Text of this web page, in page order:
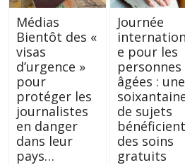
Médias
Bientôt des «
visas
d’urgence »
pour
protéger les
journalistes
en danger
dans leur
pays…
Journée
e pour les
personnes
âgées : une
de sujets
bénéficient
des soins
gratuits